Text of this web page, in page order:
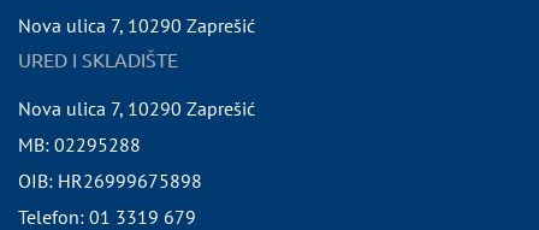
Nova ulica 7, 10290 Zaprešić
URED I SKLADIŠTE
Nova ulica 7, 10290 Zaprešić
MB: 02295288
OIB: HR26999675898
Telefon: 01 3319 679